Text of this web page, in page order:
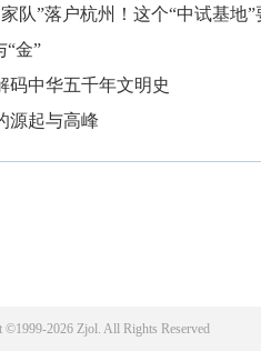
队”落户杭州！这个“中试基地”
“金”
码中华五千年文明史
源起与高峰
©1999-2026 Zjol. All Rights Reserved